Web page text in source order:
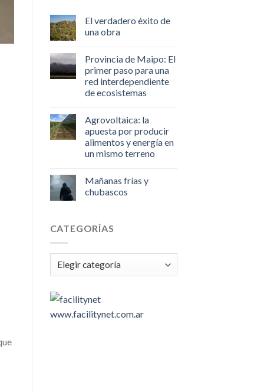
El verdadero éxito de
una obra
Provincia de Maipo: El
primer paso para una
red interdependiente
de ecosistemas
Agrovoltaica: la
apuesta por producir
alimentos y energía en
un mismo terreno
Mañanas frías y
chubascos
CATEGORÍAS
Categorías
www.facilitynet.com.ar